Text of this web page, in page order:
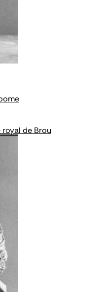
de Brou